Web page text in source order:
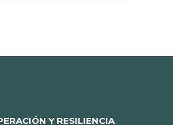
Y RESILIENCIA